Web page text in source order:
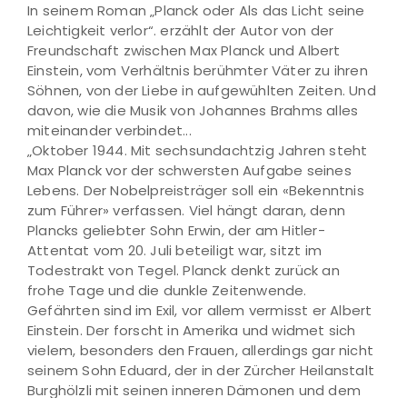
In seinem Roman „Planck oder Als das Licht seine
Leichtigkeit verlor“. erzählt der Autor von der
Freundschaft zwischen Max Planck und Albert
Einstein, vom Verhältnis berühmter Väter zu ihren
Söhnen, von der Liebe in aufgewühlten Zeiten. Und
davon, wie die Musik von Johannes Brahms alles
miteinander verbindet...
„Oktober 1944. Mit sechsundachtzig Jahren steht
Max Planck vor der schwersten Aufgabe seines
Lebens. Der Nobelpreisträger soll ein «Bekenntnis
zum Führer» verfassen. Viel hängt daran, denn
Plancks geliebter Sohn Erwin, der am Hitler-
Attentat vom 20. Juli beteiligt war, sitzt im
Todestrakt von Tegel. Planck denkt zurück an
frohe Tage und die dunkle Zeitenwende.
Gefährten sind im Exil, vor allem vermisst er Albert
Einstein. Der forscht in Amerika und widmet sich
vielem, besonders den Frauen, allerdings gar nicht
seinem Sohn Eduard, der in der Zürcher Heilanstalt
Burghölzli mit seinen inneren Dämonen und dem